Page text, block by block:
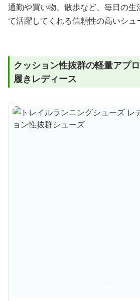
通勤や買い物、散歩など、毎日の生
て活躍してくれる信頼性の高いシュ
クッション性抜群の軽量アプ
履きレディース